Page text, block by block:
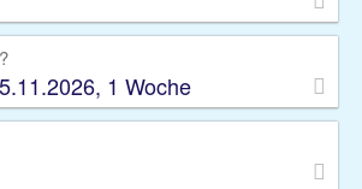
1 Woche